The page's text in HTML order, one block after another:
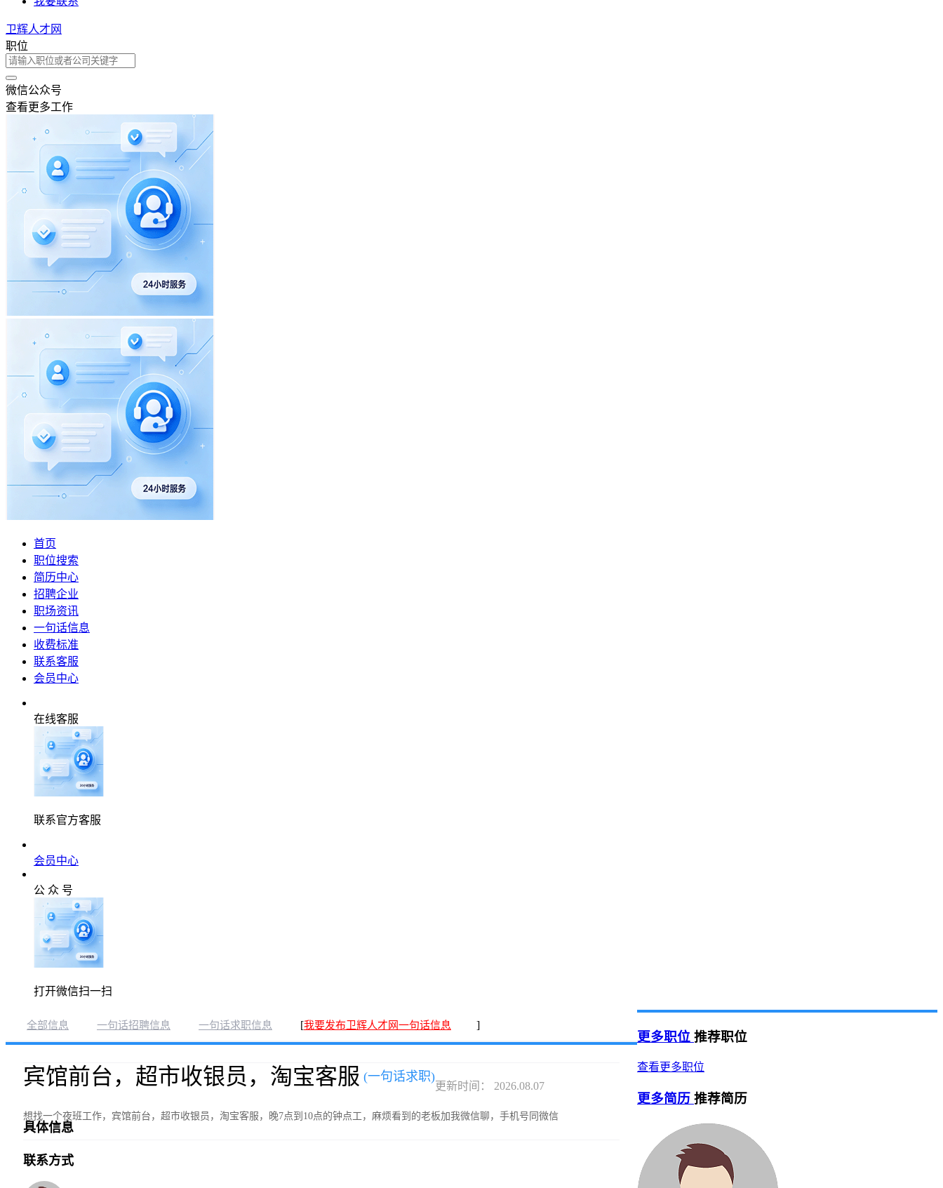
卫辉人才网
职位
微信公众号
查看更多工作
首页
职位搜索
简历中心
招聘企业
职场资讯
一句话信息
收费标准
联系客服
会员中心
在线客服
联系官方客服
会员中心
公 众 号
打开微信扫一扫
全部信息 一句话招聘信息 一句话求职信息 [我要发布卫辉人才网一句话信息 ]
宾馆前台，超市收银员，淘宝客服 (一句话求职)
更新时间： 2026.08.07
具体信息
想找一个夜班工作，宾馆前台，超市收银员，淘宝客服，晚7点到10点的钟点工，麻烦看到的老板加我微信聊，手机号同微信
联系方式
更多职位 推荐职位
查看更多职位
更多简历 推荐简历